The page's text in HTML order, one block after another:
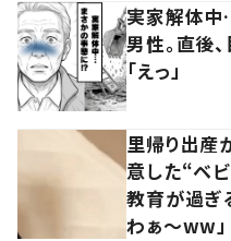
実家解体
男性。直後
「えっ」
里帰り出産
意した“ベ
教育が過ぎ
わぁ～ww」